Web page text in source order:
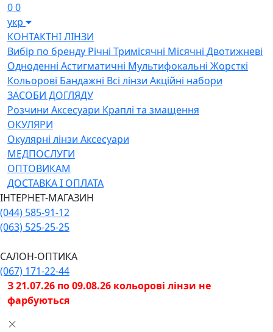
00
укр
КОНТАКТНІ ЛІНЗИ
Вибiр по бренду Річні Тримісячні Місячні Двотижневі
Одноденні Астигматичні Мультифокальні Жорсткі
Кольорові Бандажні Всі лінзи Акційні набори
ЗАСОБИ ДОГЛЯДУ
Розчини Аксесуари Краплі та змащення
ОКУЛЯРИ
Окулярні лінзи Аксесуари
МЕДПОСЛУГИ
ОПТОВИКАМ
ДОСТАВКА І ОПЛАТА
ІНТЕРНЕТ-МАГАЗИН
(044) 585-91-12
(063) 525-25-25
САЛОН-ОПТИКА
(067) 171-22-44
З 21.07.26 по 09.08.26 кольорові лінзи не
фарбуються